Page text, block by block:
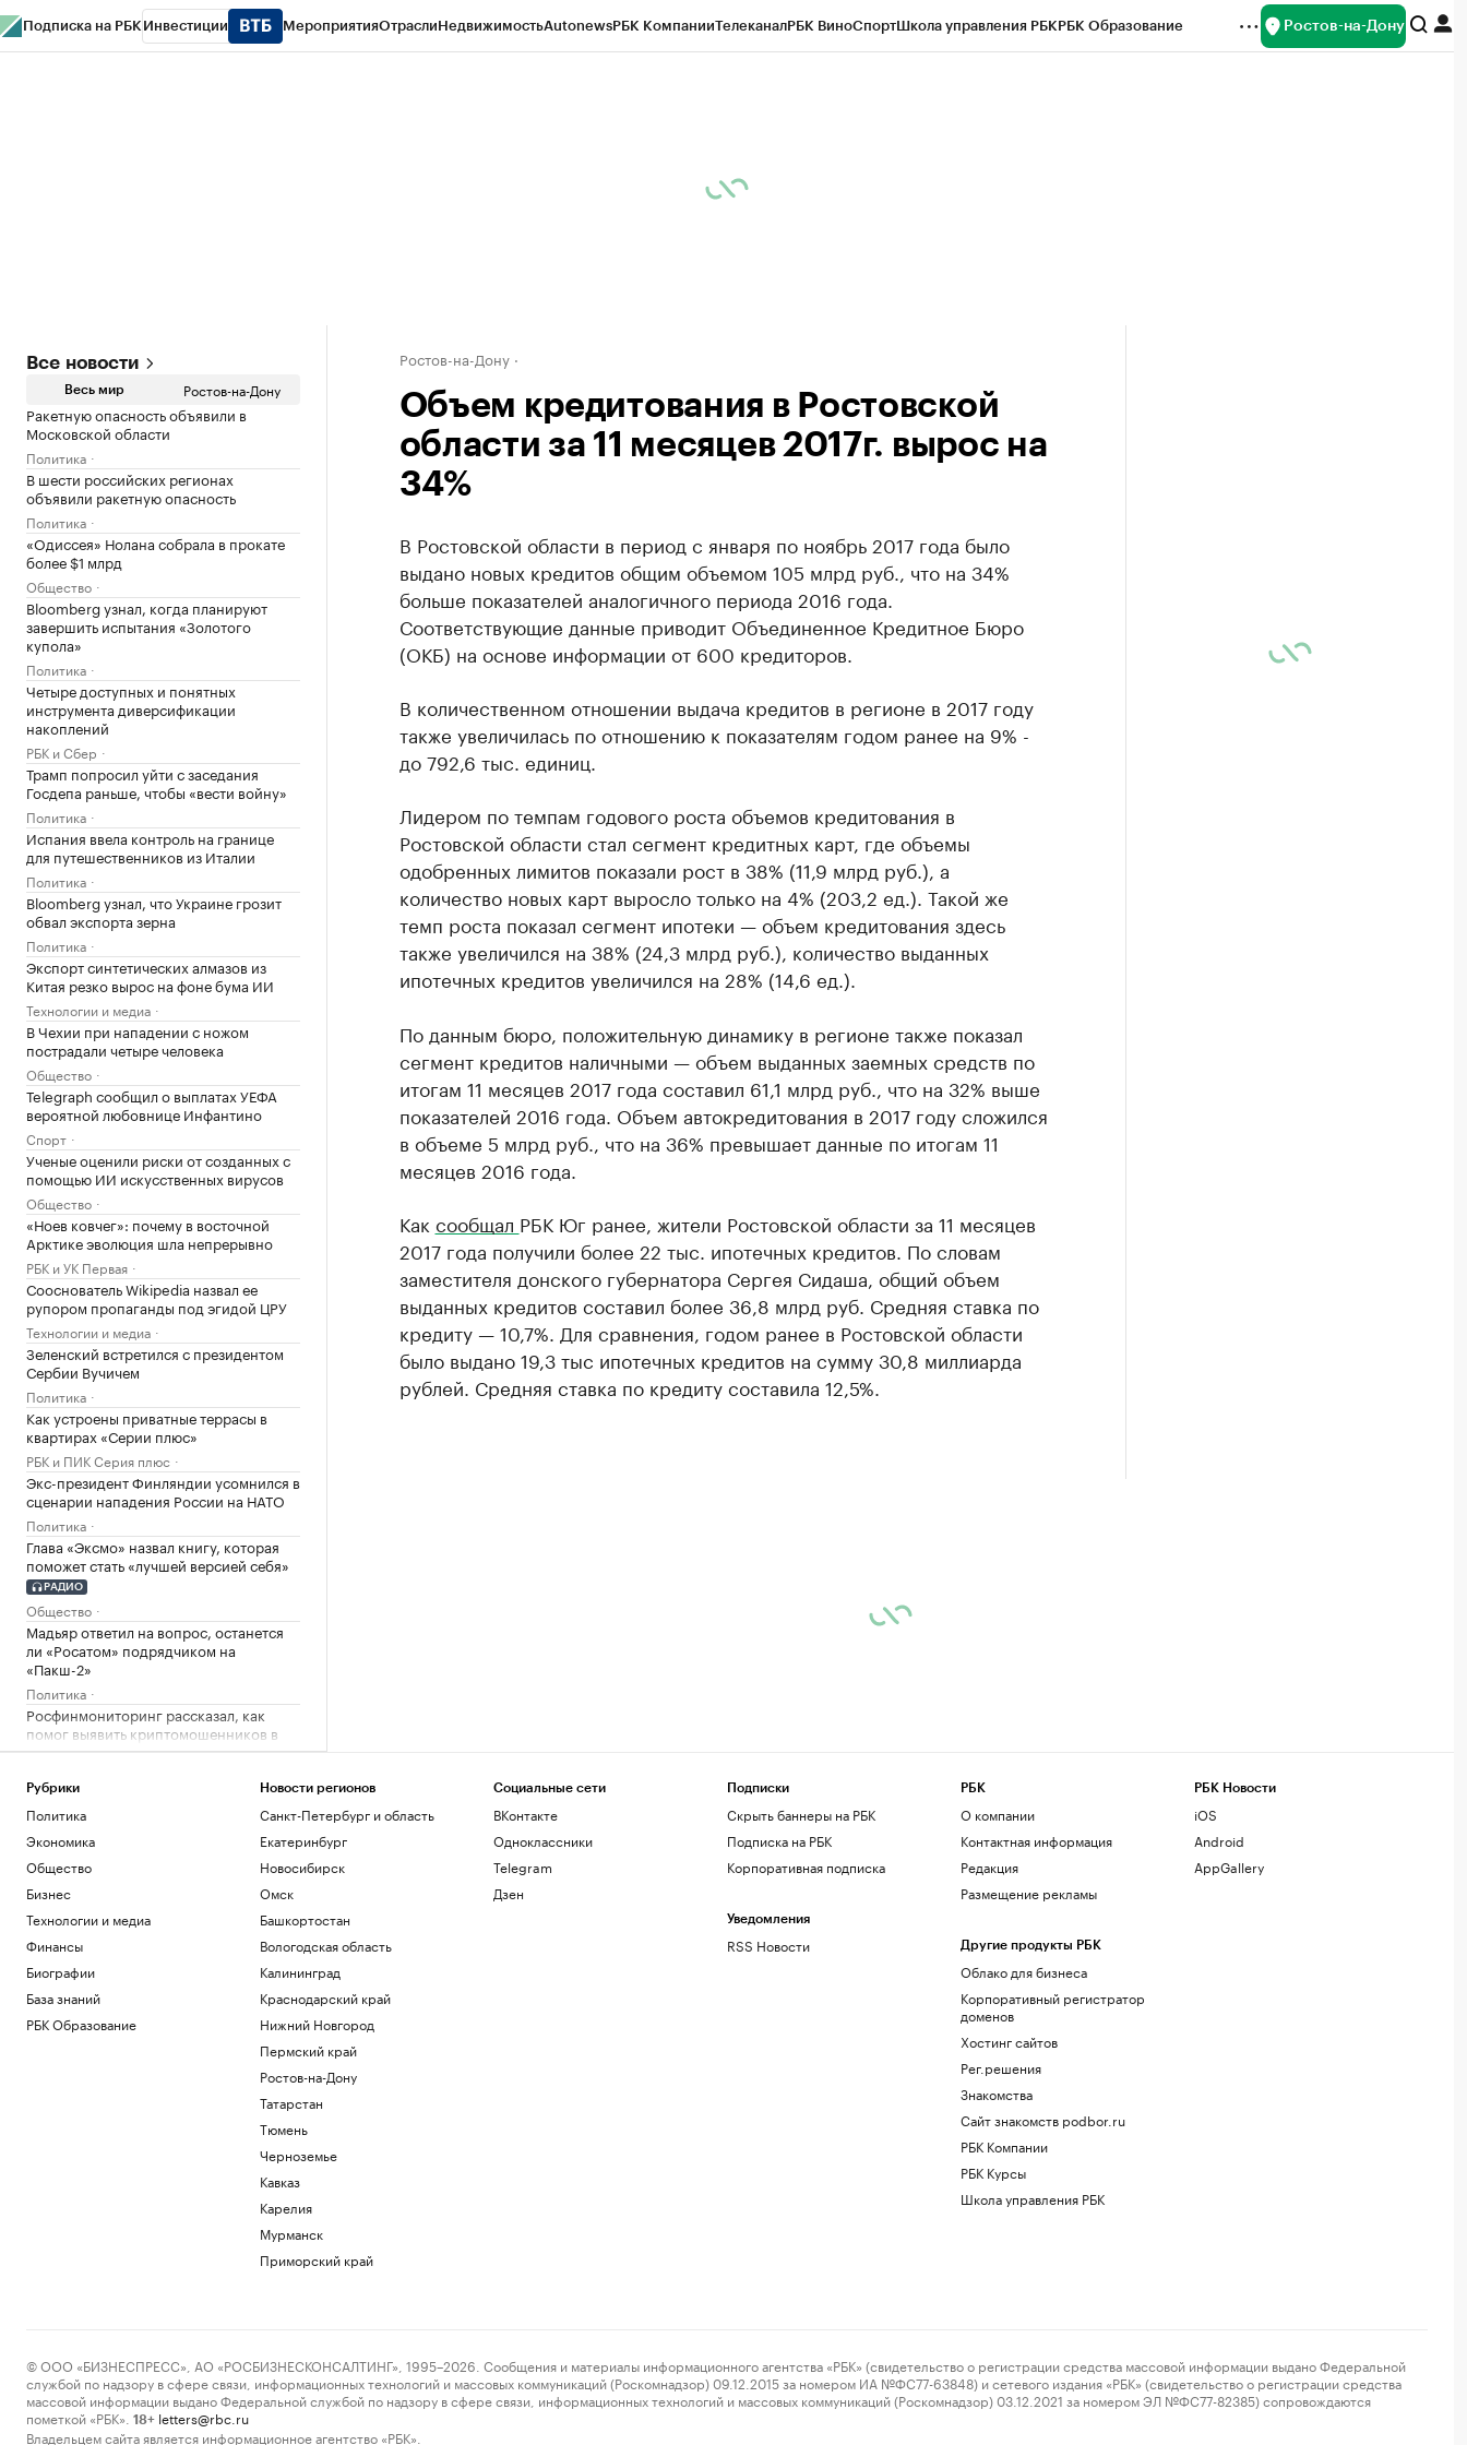
Подписка на РБК Инвестиции МероприятияОтраслиНедвижимостьAutonewsРБК КомпанииТелеканалРБК ВиноСпортШкола управления РБКРБК Образование Ростов-на-Дону
Все новости
Весь мир Ростов-на-Дону
Ракетную опасность объявили в
Московской области
Политика
В шести российских регионах
объявили ракетную опасность
Политика
«Одиссея» Нолана собрала в прокате
более $1 млрд
Общество
Bloomberg узнал, когда планируют
завершить испытания «Золотого
купола»
Политика
Четыре доступных и понятных
инструмента диверсификации
накоплений
РБК и Сбер
Трамп попросил уйти с заседания
Госдепа раньше, чтобы «вести войну»
Политика
Испания ввела контроль на границе
для путешественников из Италии
Политика
Bloomberg узнал, что Украине грозит
обвал экспорта зерна
Политика
Экспорт синтетических алмазов из
Китая резко вырос на фоне бума ИИ
Технологии и медиа
В Чехии при нападении с ножом
пострадали четыре человека
Общество
Telegraph сообщил о выплатах УЕФА
вероятной любовнице Инфантино
Спорт
Ученые оценили риски от созданных с
помощью ИИ искусственных вирусов
Общество
«Ноев ковчег»: почему в восточной
Арктике эволюция шла непрерывно
РБК и УК Первая
Сооснователь Wikipedia назвал ее
рупором пропаганды под эгидой ЦРУ
Технологии и медиа
Зеленский встретился с президентом
Сербии Вучичем
Политика
Как устроены приватные террасы в
квартирах «Серии плюс»
РБК и ПИК Серия плюс
Экс-президент Финляндии усомнился в
сценарии нападения России на НАТО
Политика
Глава «Эксмо» назвал книгу, которая
поможет стать «лучшей версией себя»
РАДИО
Общество
Мадьяр ответил на вопрос, останется
ли «Росатом» подрядчиком на
«Пакш-2»
Политика
Росфинмониторинг рассказал, как
помог выявить криптомошенников в
Москве
Ростов-на-Дону
Объем кредитования в Ростовской
области за 11 месяцев 2017г. вырос на
34%
В Ростовской области в период с января по ноябрь 2017 года было
выдано новых кредитов общим объемом 105 млрд руб., что на 34%
больше показателей аналогичного периода 2016 года.
Соответствующие данные приводит Объединенное Кредитное Бюро
(ОКБ) на основе информации от 600 кредиторов.
В количественном отношении выдача кредитов в регионе в 2017 году
также увеличилась по отношению к показателям годом ранее на 9% -
до 792,6 тыс. единиц.
Лидером по темпам годового роста объемов кредитования в
Ростовской области стал сегмент кредитных карт, где объемы
одобренных лимитов показали рост в 38% (11,9 млрд руб.), а
количество новых карт выросло только на 4% (203,2 ед.). Такой же
темп роста показал сегмент ипотеки — объем кредитования здесь
также увеличился на 38% (24,3 млрд руб.), количество выданных
ипотечных кредитов увеличился на 28% (14,6 ед.).
По данным бюро, положительную динамику в регионе также показал
сегмент кредитов наличными — объем выданных заемных средств по
итогам 11 месяцев 2017 года составил 61,1 млрд руб., что на 32% выше
показателей 2016 года. Объем автокредитования в 2017 году сложился
в объеме 5 млрд руб., что на 36% превышает данные по итогам 11
месяцев 2016 года.
Как сообщал РБК Юг ранее, жители Ростовской области за 11 месяцев
2017 года получили более 22 тыс. ипотечных кредитов. По словам
заместителя донского губернатора Сергея Сидаша, общий объем
выданных кредитов составил более 36,8 млрд руб. Средняя ставка по
кредиту — 10,7%. Для сравнения, годом ранее в Ростовской области
было выдано 19,3 тыс ипотечных кредитов на сумму 30,8 миллиарда
рублей. Средняя ставка по кредиту составила 12,5%.
Рубрики
Политика
Экономика
Общество
Бизнес
Технологии и медиа
Финансы
Биографии
База знаний
РБК Образование
Новости регионов
Санкт-Петербург и область
Екатеринбург
Новосибирск
Омск
Башкортостан
Вологодская область
Калининград
Краснодарский край
Нижний Новгород
Пермский край
Ростов-на-Дону
Татарстан
Тюмень
Черноземье
Кавказ
Карелия
Мурманск
Приморский край
Социальные сети
ВКонтакте
Одноклассники
Telegram
Дзен
Подписки
Скрыть баннеры на РБК
Подписка на РБК
Корпоративная подписка
Уведомления
RSS Новости
РБК
О компании
Контактная информация
Редакция
Размещение рекламы
Другие продукты РБК
Облако для бизнеса
Корпоративный регистратор
доменов
Хостинг сайтов
Рег.решения
Знакомства
Сайт знакомств podbor.ru
РБК Компании
РБК Курсы
Школа управления РБК
РБК Новости
iOS
Android
AppGallery
© ООО «БИЗНЕСПРЕСС», АО «РОСБИЗНЕСКОНСАЛТИНГ», 1995–2026. Сообщения и материалы информационного агентства «РБК» (свидетельство о регистрации средства массовой информации выдано Федеральной
службой по надзору в сфере связи, информационных технологий и массовых коммуникаций (Роскомнадзор) 09.12.2015 за номером ИА №ФС77-63848) и сетевого издания «РБК» (свидетельство о регистрации средства
массовой информации выдано Федеральной службой по надзору в сфере связи, информационных технологий и массовых коммуникаций (Роскомнадзор) 03.12.2021 за номером ЭЛ №ФС77-82385) сопровождаются
пометкой «РБК».
18+ letters@rbc.ru
Владельцем сайта является информационное агентство «РБК».